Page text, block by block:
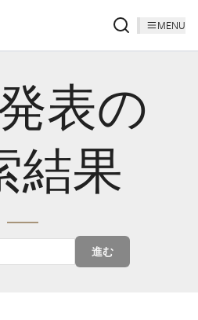
MENU
表の
結果
進む